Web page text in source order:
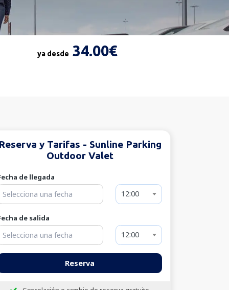
ya desde 34.00€
Reserva y Tarifas - Sunline Parking
Outdoor Valet
de llegada
12:00
de salida
12:00
Reserva